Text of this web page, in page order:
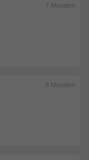
7 Monaten
8 Monaten